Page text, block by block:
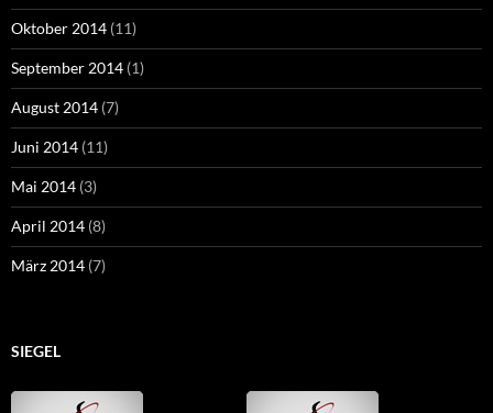
Oktober 2014 (11)
September 2014 (1)
August 2014 (7)
Juni 2014 (11)
Mai 2014 (3)
April 2014 (8)
März 2014 (7)
SIEGEL